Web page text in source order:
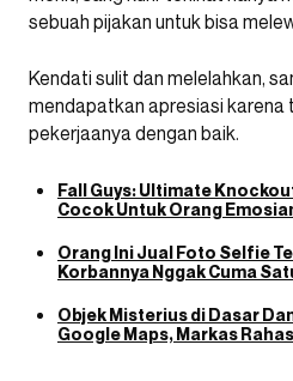
sebuah pijakan untuk bisa
Kendati sulit dan melelahkan,
mendapatkan apresiasi karena
pekerjaanya dengan baik.
Fall Guys: Ultimate
Cocok Untuk Orang
Orang Ini Jual Foto Selfie
Korbannya Nggak Cuma
Objek Misterius di Dasar
Google Maps, Markas